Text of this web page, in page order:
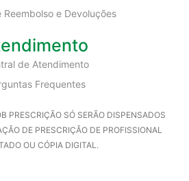
Reembolso e Devoluções
de Atendimento
Frequentes
PRESCRIÇÃO SÓ SERÃO DISPENSADOS
DE PRESCRIÇÃO DE PROFISSIONAL
OU CÓPIA DIGITAL.